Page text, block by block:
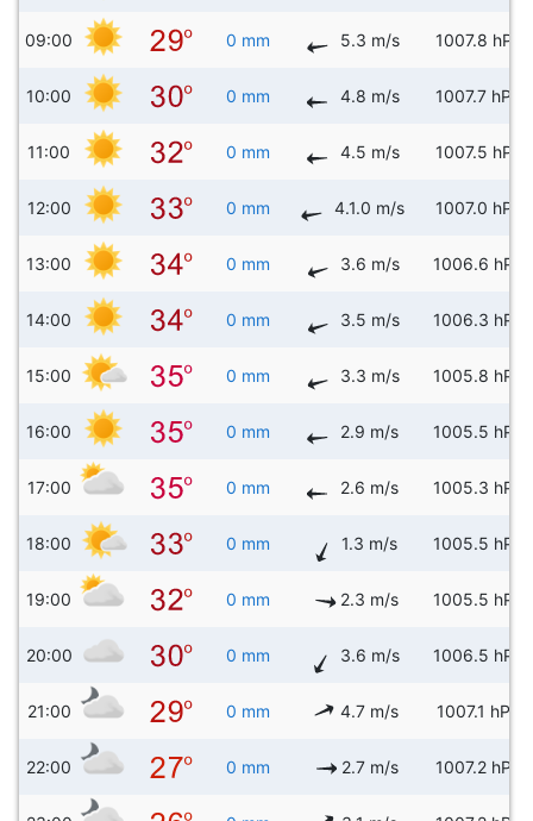
09:00 0 mm 5.3 m/s 1007.8 hPa
10:00 0 mm 4.8 m/s 1007.7 hPa
11:00 0 mm 4.5 m/s 1007.5 hPa
12:00 0 mm 4.1.0 m/s 1007.0 hPa
13:00 0 mm 3.6 m/s 1006.6 hPa
14:00 0 mm 3.5 m/s 1006.3 hPa
15:00 0 mm 3.3 m/s 1005.8 hPa
16:00 0 mm 2.9 m/s 1005.5 hPa
17:00 0 mm 2.6 m/s 1005.3 hPa
18:00 0 mm 1.3 m/s 1005.5 hPa
19:00 0 mm 2.3 m/s 1005.5 hPa
20:00 0 mm 3.6 m/s 1006.5 hPa
21:00 0 mm 4.7 m/s 1007.1 hPa
22:00 0 mm 2.7 m/s 1007.2 hPa